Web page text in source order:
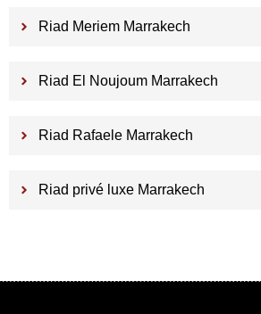
Riad Meriem Marrakech
Riad El Noujoum Marrakech
Riad Rafaele Marrakech
Riad privé luxe Marrakech